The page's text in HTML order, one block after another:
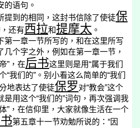
的语句。
提到的相同，这封书信除了使徒保
还有西拉和提摩太 。
第一章一节所写的，和在这里所写
几个字之外，例如在第一章一节，
”，在后书这里则是用“属于我们
“我们的”。别小看这么简单的“我们
地表达了使徒保罗对“教会”这个
用这个“我们的”词句，再次强调我
”，在信仰里，大家就像生活在一个
第五章十一节劝勉所说的：“因